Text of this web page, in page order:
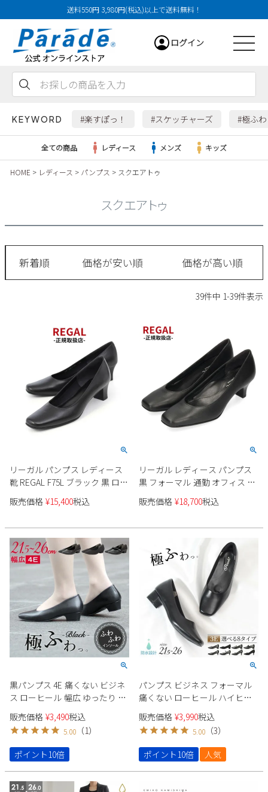
送料550円 3,980円(税込)以上で送料無料！
ログイン
KEYWORD #楽すぽっ！ #スケッチャーズ #極ふ
すべての商品
パンプス
スニーカー
ローファー
カジュアルシューズ
ブーツ
Parade
SKECHERS
moz
new balance
puma
レインシューズ
スニーカー
ビジネス・ドレスシューズ
ローファー
ウェア
Parade
SKECHERS
GAP
new balance
すべての商品
レインシューズ
スニーカー
フォーマル
ブーツ
Parade
SKECHERS
new balance
asics
瞬足
すべての商品
レディース新入荷
メンズ新入荷
すべての商品
レディースSALE
メンズSALE
キッズSALE
バッグ
リュック
ボディバッグ
ハンドバッグ
ビジネスバッグ
トートバッグ
ショルダーバッグ
財布
雑貨
雑貨
詳細検索
店舗一覧
ご利用ガイド
会員サービス
お問い合わせ
営業日カレンダー
休業日 お問い合わせ窓口休業日
2026 年8月
日 月 火
全ての商品 レディース メンズ キッズ
HOME レディース パンプス スクエアトゥ
スクエアトゥ
新着順 価格が安い順 価格が高い順
39件中 1-39件表示
リーガル パンプス レディース
靴 REGAL F75L ブラック 黒 ロー
ヒール 本革 フォーマル 仕事 オ
フィス ビジネス
販売価格 ¥15,400税込
リーガル レディース パンプス
黒 フォーマル 通勤 オフィス 冠
婚葬祭 就職活動 リクルート ブ
ラック 本革 REGAL F04M AF ス
販売価格 ¥18,700税込
黒パンプス 4E 痛くない ビジネ
ス ローヒール 幅広 ゆったり リ
クルート フォーマル ストラッ
プ オフィス 仕事 靴 レディース
極ふわっ 19141 19165 Parade
販売価格 ¥3,490税込
5.00 （1）
ポイント10倍
パンプス ビジネス フォーマル
痛くない ローヒール ハイヒー
ル ストラップ レディース 黒 防
水 3E 靴 スクエアトゥ parade
極ふわっ
販売価格 ¥3,990税込
5.00 （3）
ポイント10倍
人気